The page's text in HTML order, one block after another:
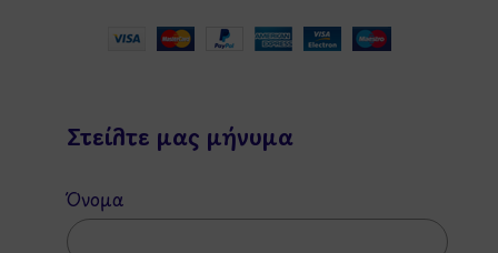
Στείλτε μας μήνυμα
Όνομα